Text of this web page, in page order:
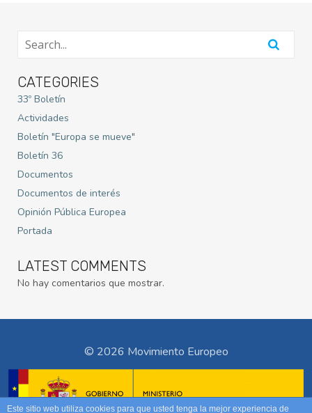
CATEGORIES
33º Boletín
Actividades
Boletín "Europa se mueve"
Boletín 36
Documentos
Documentos de interés
Opinión Pública Europea
Portada
LATEST COMMENTS
No hay comentarios que mostrar.
© 2026 Movimiento Europeo
Este sitio web utiliza cookies para que usted tenga la mejor experiencia de